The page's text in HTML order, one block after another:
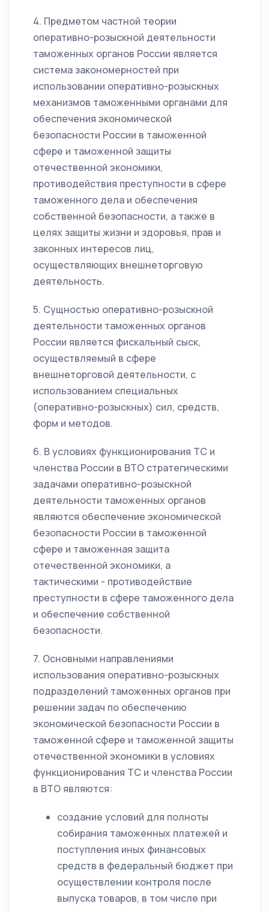
4. Предметом частной теории
оперативно-розыскной деятельности
таможенных органов России является
система закономерностей при
использовании оперативно-розыскных
механизмов таможенными органами для
обеспечения экономической
безопасности России в таможенной
сфере и таможенной защиты
отечественной экономики,
противодействия преступности в сфере
таможенного дела и обеспечения
собственной безопасности, а также в
целях защиты жизни и здоровья, прав и
законных интересов лиц,
осуществляющих внешнеторговую
деятельность.
5. Сущностью оперативно-розыскной
деятельности таможенных органов
России является фискальный сыск,
осуществляемый в сфере
внешнеторговой деятельности, с
использованием специальных
(оперативно-розыскных) сил, средств,
форм и методов.
6. В условиях функционирования ТС и
членства России в ВТО стратегическими
задачами оперативно-розыскной
деятельности таможенных органов
являются обеспечение экономической
безопасности России в таможенной
сфере и таможенная защита
отечественной экономики, а
тактическими - противодействие
преступности в сфере таможенного дела
и обеспечение собственной
безопасности.
7. Основными направлениями
использования оперативно-розыскных
подразделений таможенных органов при
решении задач по обеспечению
экономической безопасности России в
таможенной сфере и таможенной защиты
отечественной экономики в условиях
функционирования ТС и членства России
в ВТО являются:
создание условий для полноты
собирания таможенных платежей и
поступления иных финансовых
средств в федеральный бюджет при
осуществлении контроля после
выпуска товаров, в том числе при